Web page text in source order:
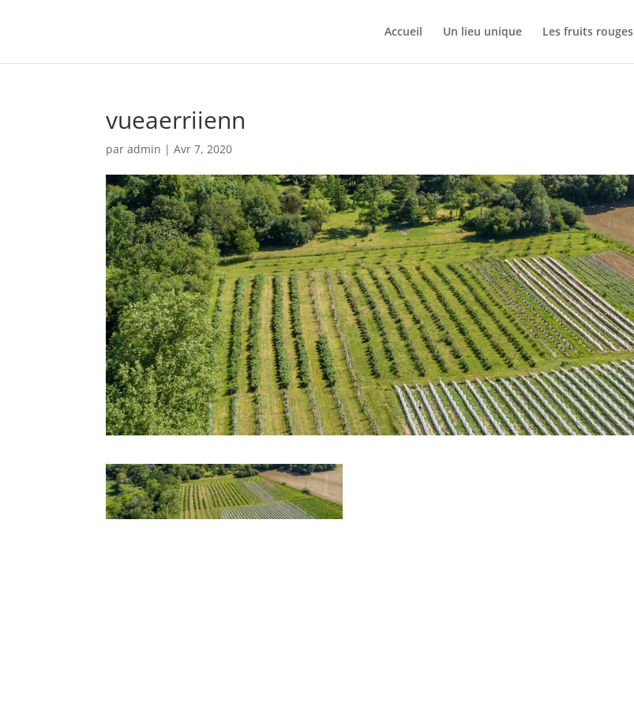
Accueil Un lieu unique Les fruits rouges
vueaerriienn
paradmin |Avr 7, 2020